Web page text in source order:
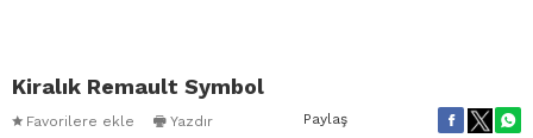
Kiralık Remault Symbol
Favorilere ekle Yazdır Paylaş